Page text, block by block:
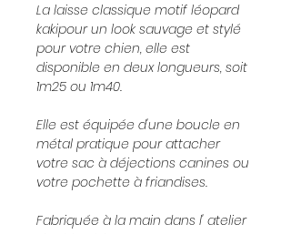
La laisse classique motif léopard
kakipour un look sauvage et stylé
pour votre chien, elle est
disponible en deux longueurs, soit
1m25 ou 1m40.
Elle est équipée d'une boucle en
métal pratique pour attacher
votre sac à déjections canines ou
votre pochette à friandises.
Fabriquée à la main dans l' atelier